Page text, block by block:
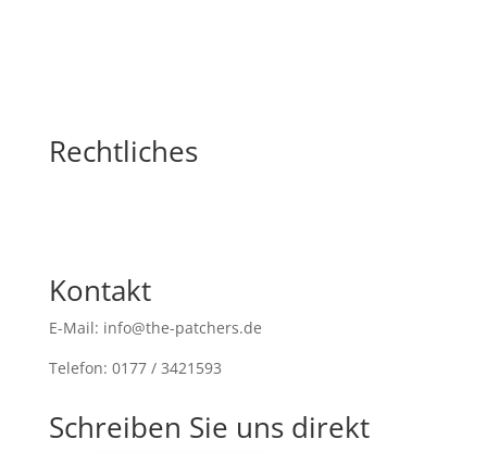
Rechtliches
Kontakt
E-Mail: info@the-patchers.de
Telefon: 0177 / 3421593
Schreiben Sie uns direkt